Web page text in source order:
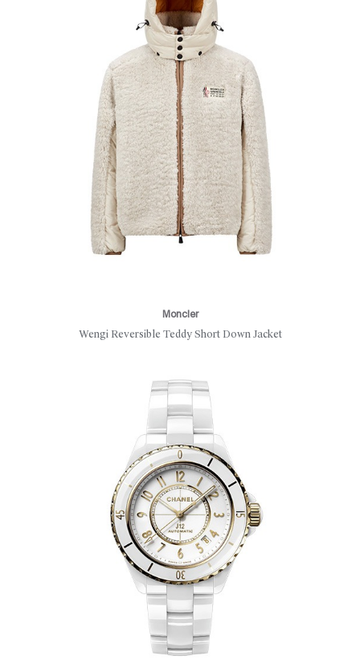
Moncler
Wengi Reversible Teddy Short Down Jacket